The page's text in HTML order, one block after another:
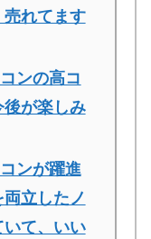
れてます
ンの高コ
が楽しみ
ンが躍進
立したノ
て、いい